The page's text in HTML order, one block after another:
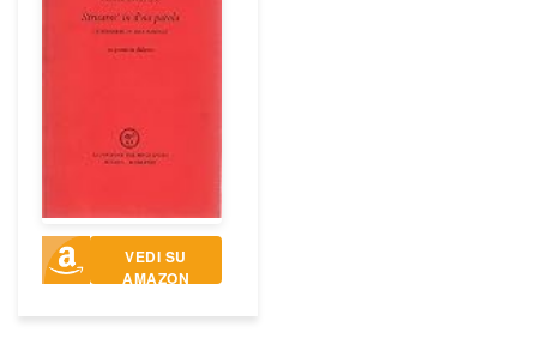
VEDI SU
AMAZON